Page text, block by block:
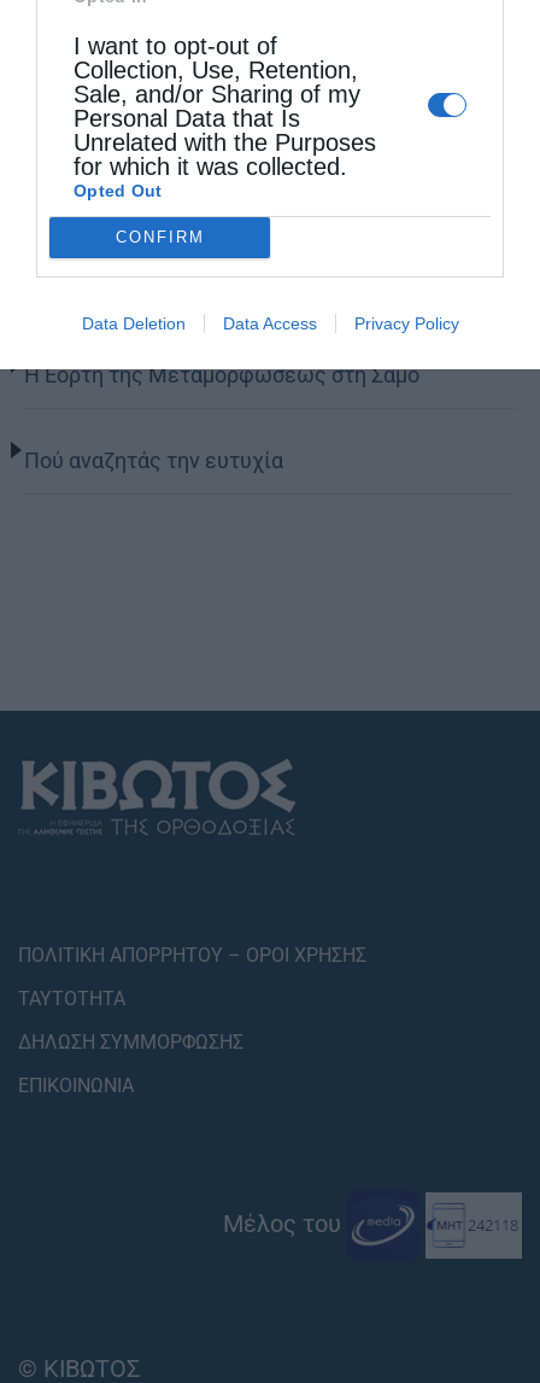
I want to opt-out of
Collection, Use, Retention,
Sale, and/or Sharing of my
Personal Data that Is
Unrelated with the Purposes
for which it was collected.
Opted Out
CONFIRM
Data Deletion Data Access Privacy Policy
Οι εθελοντές του Ελληνικού Ερυθρού Σταυρού
διέσωσαν δεκάδες οικόσιτα και άγρια ζώα στα
πύρινα μέτωπα της Δ. Αττικής
Η Εορτή της Μεταμορφώσεως στη Σάμο
Πού αναζητάς την ευτυχία
ΠΟΛΙΤΙΚΗ ΑΠΟΡΡΗΤΟΥ – ΟΡΟΙ ΧΡΗΣΗΣ
ΤΑΥΤΟΤΗΤΑ
ΔΗΛΩΣΗ ΣΥΜΜΟΡΦΩΣΗΣ
ΕΠΙΚΟΙΝΩΝΙΑ
Μέλος του
© ΚΙΒΩΤΟΣ